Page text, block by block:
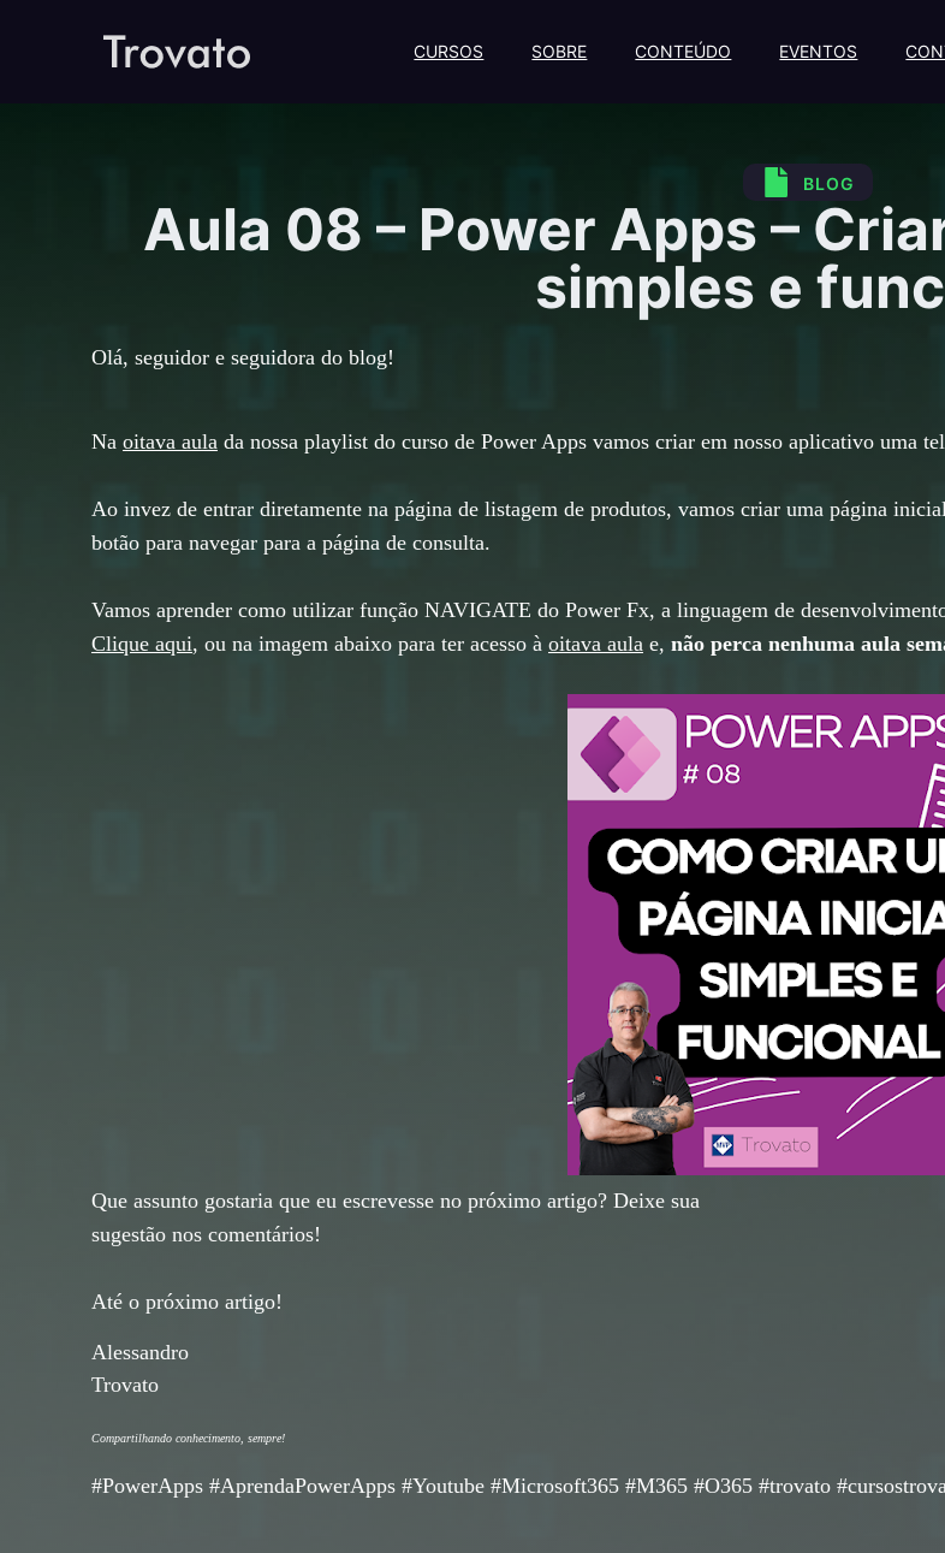
CURSOS SOBRE CONTEÚDO EVENTOS
BLOG
Aula 08 – Power Apps –
simples e
Olá, seguidor e seguidora do blog!
Na oitava aula da nossa playlist do curso de Power Apps vamos criar em nosso aplicativo uma
Ao invez de entrar diretamente na página de listagem de produtos, vamos criar uma página
botão para navegar para a página de consulta.
Vamos aprender como utilizar função NAVIGATE do Power Fx, a linguagem de
Clique aqui, ou na imagem abaixo para ter acesso à oitava aula e, não perca nenhuma aula
Que assunto gostaria que eu escrevesse no próximo artigo? Deixe sua
sugestão nos comentários!
Até o próximo artigo!
Alessandro
Trovato
Compartilhando conhecimento, sempre!
#PowerApps #AprendaPowerApps #Youtube #Microsoft365 #M365 #O365 #trovato